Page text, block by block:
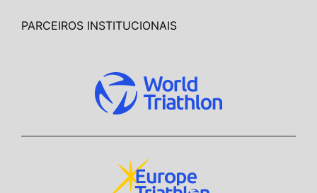
PARCEIROS INSTITUCIONAIS